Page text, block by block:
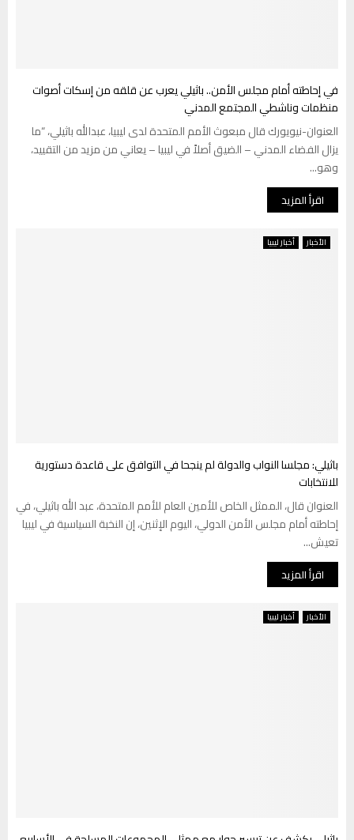
في إحاطته أمام مجلس الأمن.. باثيلي يعرب عن قلقه من إسكات أصوات
منظمات وناشطي المجتمع المدني
العنوان-نيويورك قال مبعوث الأمم المتحدة لدى ليبيا، عبدالله باثيلي، “ما
يزال الفضاء المدني – الضيق أصلاً في ليبيا – يعاني من مزيد من التقييد،
وهو...
اقرأ المزيد
الأخبار أخبار ليبيا
باثيلي: مجلسا النواب والدولة لم ينجحا في التوافق على قاعدة دستورية
للانتخابات
العنوان قال، الممثل الخاص للأمين العام للأمم المتحدة، عبد الله باثيلي، في
إحاطته أمام مجلس الأمن الدولي، اليوم الإثنين، إن النخبة السياسية في ليبيا
تعيش...
اقرأ المزيد
الأخبار أخبار ليبيا